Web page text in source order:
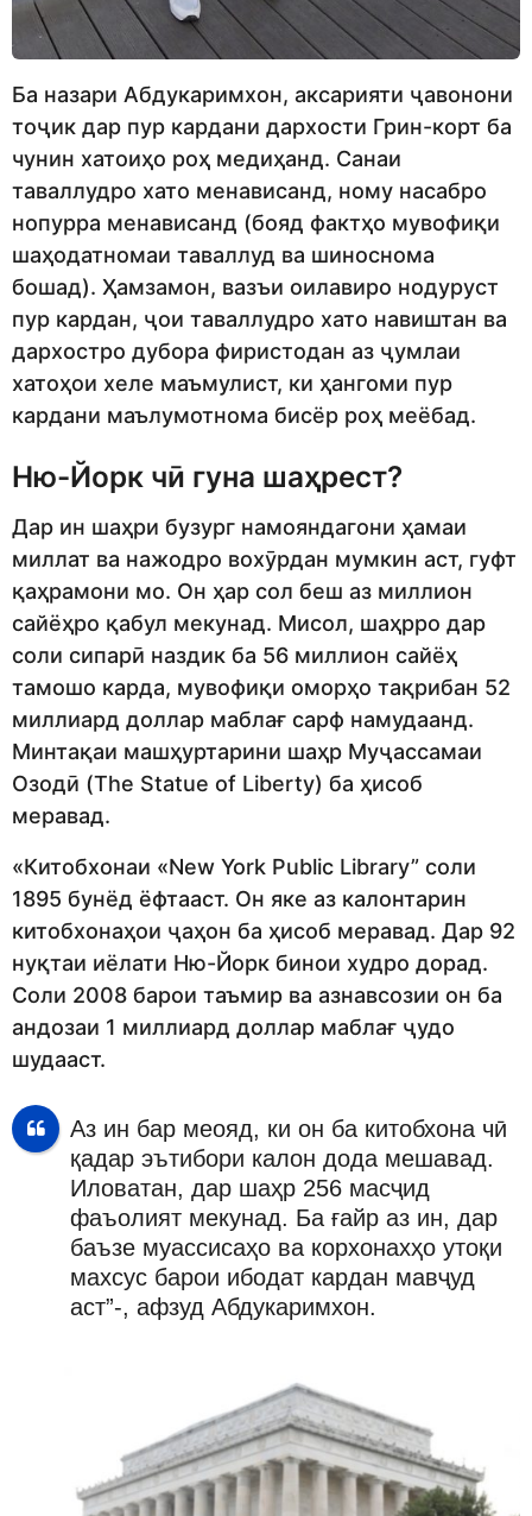
Ба назари Абдукаримхон, аксарияти ҷавонони
тоҷик дар пур кардани дархости Грин-корт ба
чунин хатоиҳо роҳ медиҳанд. Санаи
таваллудро хато менависанд, ному насабро
нопурра менависанд (бояд фактҳо мувофиқи
шаҳодатномаи таваллуд ва шиноснома
бошад). Ҳамзамон, вазъи оилавиро нодуруст
пур кардан, ҷои таваллудро хато навиштан ва
дархостро дубора фиристодан аз ҷумлаи
хатоҳои хеле маъмулист, ки ҳангоми пур
кардани маълумотнома бисёр роҳ меёбад.
Ню-Йорк чӣ гуна шаҳрест?
Дар ин шаҳри бузург намояндагони ҳамаи
миллат ва нажодро вохӯрдан мумкин аст, гуфт
қаҳрамони мо. Он ҳар сол беш аз миллион
сайёҳро қабул мекунад. Мисол, шаҳрро дар
соли сипарӣ наздик ба 56 миллион сайёҳ
тамошо карда, мувофиқи оморҳо тақрибан 52
миллиард доллар маблағ сарф намудаанд.
Минтақаи машҳуртарини шаҳр Муҷассамаи
Озодӣ (The Statue of Liberty) ба ҳисоб
меравад.
«Китобхонаи «New York Public Library” соли
1895 бунёд ёфтааст. Он яке аз калонтарин
китобхонаҳои ҷаҳон ба ҳисоб меравад. Дар 92
нуқтаи иёлати Ню-Йорк бинои худро дорад.
Соли 2008 барои таъмир ва азнавсозии он ба
андозаи 1 миллиард доллар маблағ ҷудо
шудааст.
Аз ин бар меояд, ки он ба китобхона чӣ
қадар эътибори калон дода мешавад.
Иловатан, дар шаҳр 256 масҷид
фаъолият мекунад. Ба ғайр аз ин, дар
баъзе муассисаҳо ва корхонахҳо утоқи
махсус барои ибодат кардан мавҷуд
аст”-, афзуд Абдукаримхон.